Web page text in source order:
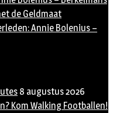
de Geldmaat
Annie Bolenius –
8 augustus 2026
Kom Walking Footballen!